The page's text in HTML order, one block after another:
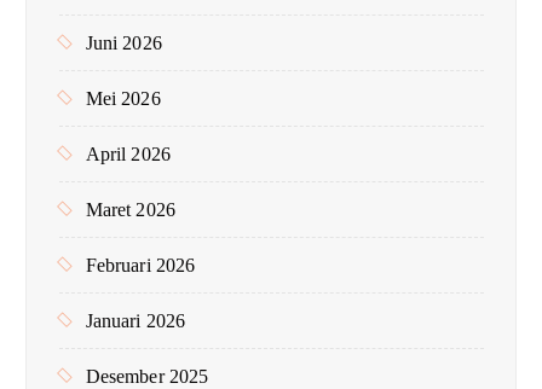
Juni 2026
Mei 2026
April 2026
Maret 2026
Februari 2026
Januari 2026
Desember 2025